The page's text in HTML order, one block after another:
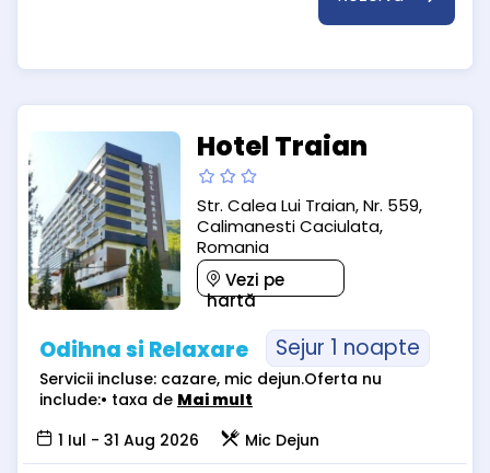
Hotel Traian
Str. Calea Lui Traian, Nr. 559,
Calimanesti Caciulata,
Romania
Vezi pe
hartă
Odihna si Relaxare Sejur 1 noapte
Servicii incluse: cazare, mic dejun.Oferta nu
include:• taxa de Mai mult
1 Iul - 31 Aug 2026
Mic Dejun